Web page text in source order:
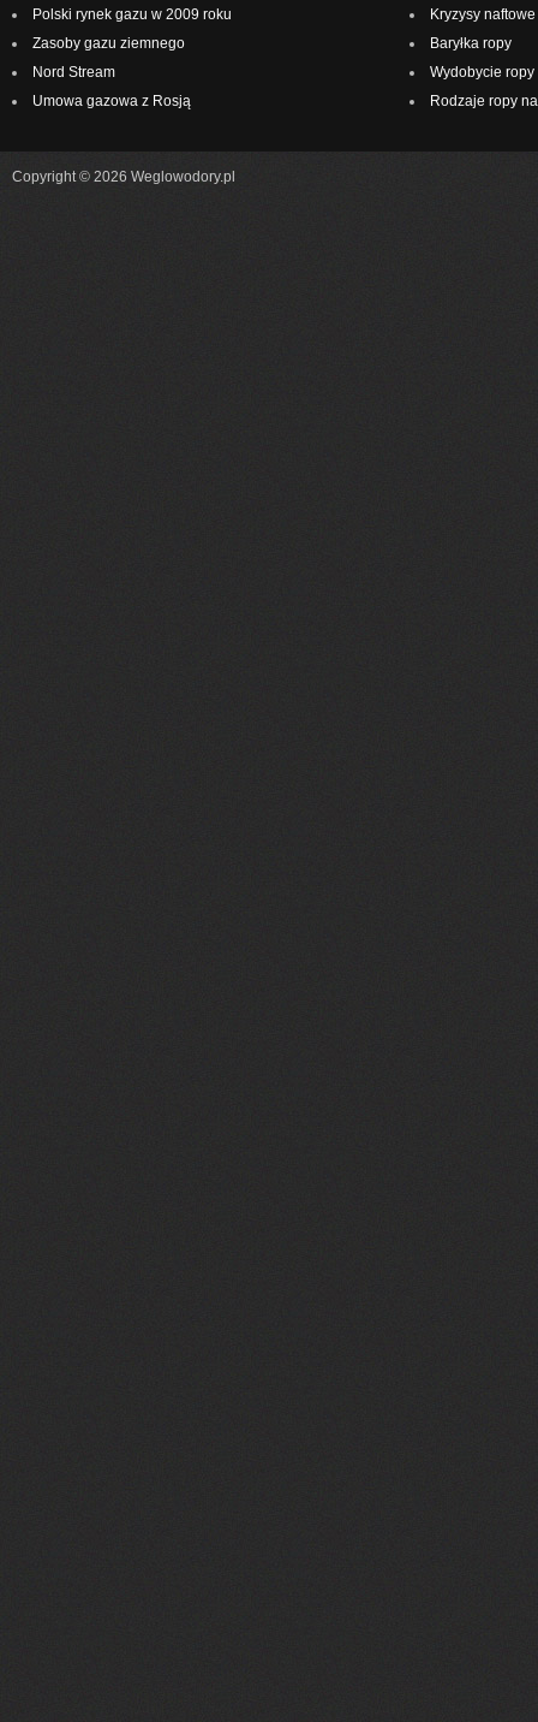
Polski rynek gazu w 2009 roku
Zasoby gazu ziemnego
Nord Stream
Umowa gazowa z Rosją
Kryzysy naftowe
Baryłka ropy
Wydobycie
Rodzaje ropy
Copyright © 2026 Weglowodory.pl